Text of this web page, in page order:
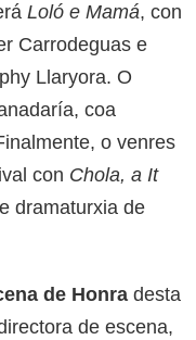
Loló e Mamá, con
Carrodeguas e
Llaryora. O
coa
o venres
con Chola, a It
dramaturxia de
de Honra desta
de escena,